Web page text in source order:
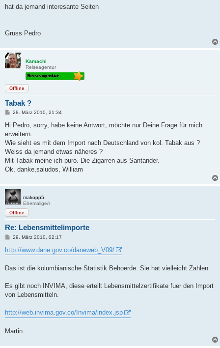
hat da jemand interesante Seiten
Gruss Pedro
Kamachi
Reiseagentur
Offline
Tabak ?
B
r
a
28. März 2010, 21:34
Hi Pedro, sorry, habe keine Antwort, möchte nur Deine Frage für mich
erweitern.
Wie sieht es mit dem Import nach Deutschland von kol. Tabak aus ?
Weiss da jemand etwas näheres ?
Mit Tabak meine ich puro. Die Zigarren aus Santander.
Ok, danke,saludos, William
makopp5
Ehemalige/r
Offline
Re: Lebensmittelimporte
B
i
t
a
g
29. März 2010, 02:17
http://www.dane.gov.co/daneweb_V09/
Das ist die kolumbianische Statistik Behoerde. Sie hat vielleicht Zahlen.
Es gibt noch INVIMA, diese erteilt Lebensmittelzertifikate fuer den Import
von Lebensmitteln.
http://web.invima.gov.co/Invima/index.jsp
Martin